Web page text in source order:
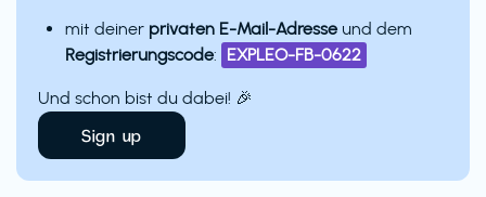
mit deiner privaten E-Mail-Adresse und dem
Registrierungscode: EXPLEO-FB-0622
Und schon bist du dabei! 🎉
Sign up